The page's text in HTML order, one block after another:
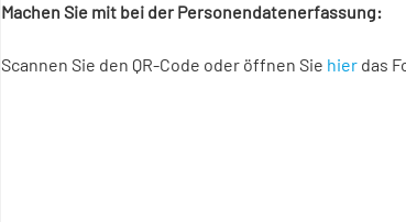
Machen Sie mit bei der Personendatenerfassung:
Scannen Sie den QR-Code oder öffnen Sie hier das